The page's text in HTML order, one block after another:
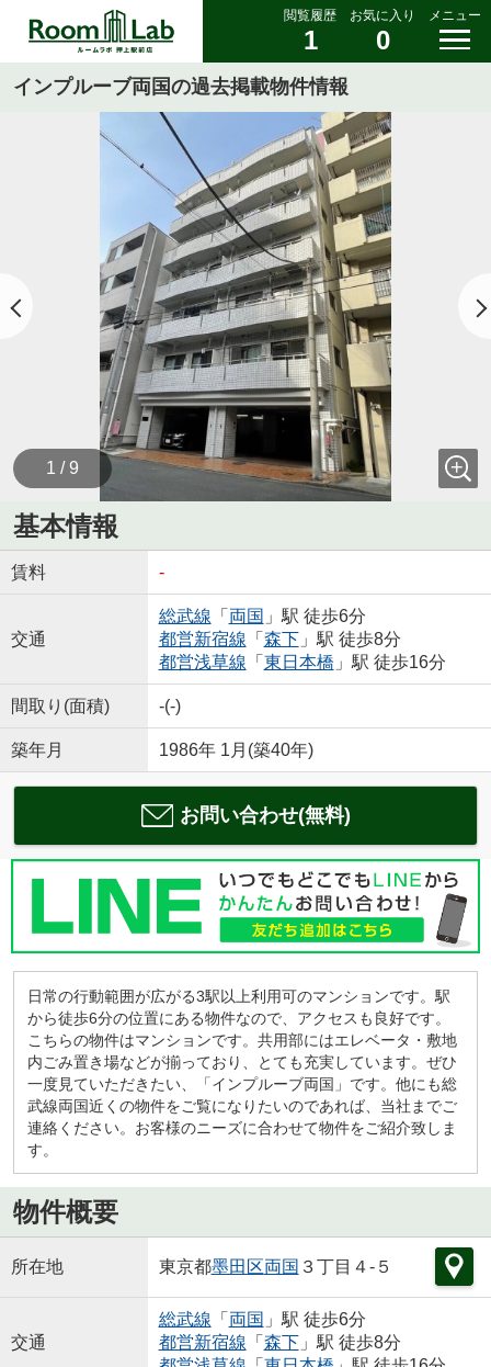
閲覧履歴
1
お気に入り
0
メニュー
インプルーブ両国の過去掲載物件情報
1 / 9
基本情報
賃料 -
交通
総武線 「 両国 」駅 徒歩6分
都営新宿線 「 森下」駅 徒歩8分
都営浅草線 「 東日本橋 」駅 徒歩16分
間取り(面積) -(-)
築年月 1986年 1月(築40年)
お問い合わせ(無料)
日常の行動範囲が広がる3駅以上利用可のマンションです。駅
から徒歩6分の位置にある物件なので、アクセスも良好です。
こちらの物件はマンションです。共用部にはエレベータ・敷地
内ごみ置き場などが揃っており、とても充実しています。ぜひ
一度見ていただきたい、「インプルーブ両国」です。他にも総
武線両国近くの物件をご覧になりたいのであれば、当社までご
連絡ください。お客様のニーズに合わせて物件をご紹介致しま
す。
物件概要
所在地 東京都墨田区両国 ３丁目４-５
交通
総武線 「 両国 」駅 徒歩6分
都営新宿線 「 森下」駅 徒歩8分